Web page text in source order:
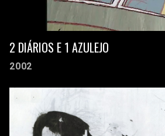
2 DIÁRIOS E 1 AZULEJO
2002